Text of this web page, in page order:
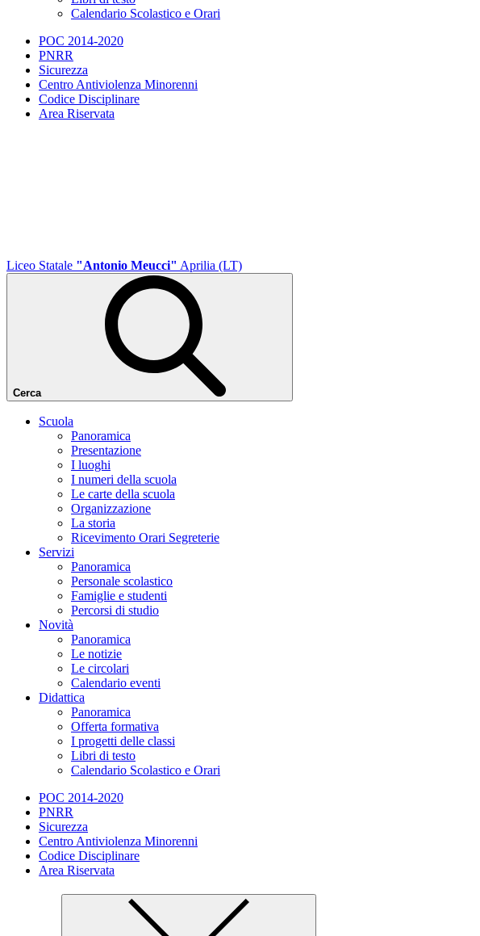
Calendario Scolastico e Orari
POC 2014-2020
PNRR
Sicurezza
Centro Antiviolenza Minorenni
Codice Disciplinare
Area Riservata
Liceo Statale "Antonio Meucci" Aprilia (LT)
Cerca
Scuola
Panoramica
Presentazione
I luoghi
I numeri della scuola
Le carte della scuola
Organizzazione
La storia
Ricevimento Orari Segreterie
Servizi
Panoramica
Personale scolastico
Famiglie e studenti
Percorsi di studio
Novità
Panoramica
Le notizie
Le circolari
Calendario eventi
Didattica
Panoramica
Offerta formativa
I progetti delle classi
Libri di testo
Calendario Scolastico e Orari
POC 2014-2020
PNRR
Sicurezza
Centro Antiviolenza Minorenni
Codice Disciplinare
Area Riservata